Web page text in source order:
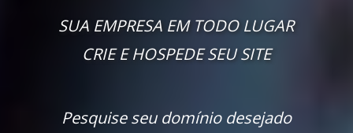
SUA EMPRESA EM TODO LUGAR
CRIE E HOSPEDE SEU SITE
Pesquise seu domínio desejado